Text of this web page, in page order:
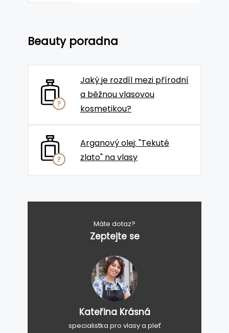
Beauty poradna
Jaký je rozdíl mezi přírodní
a běžnou vlasovou
kosmetikou?
Arganový olej: "Tekuté
zlato" na vlasy
Máte dotaz?
Zeptejte se
Kateřina Krásná
specialistka pro vlasy a pleť